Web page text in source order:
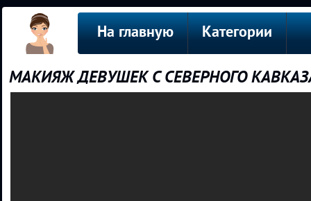
На главную Категории
МАКИЯЖ ДЕВУШЕК С СЕВЕРНОГО